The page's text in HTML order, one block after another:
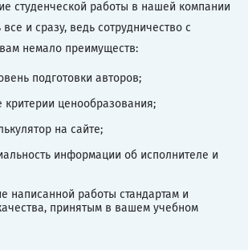
студенческой работы в нашей компании
и сразу, ведь сотрудничество с
немало преимуществ:
подготовки авторов;
критерии ценообразования;
на сайте;
информации об исполнителе и
написанной работы стандартам и
принятым в вашем учебном